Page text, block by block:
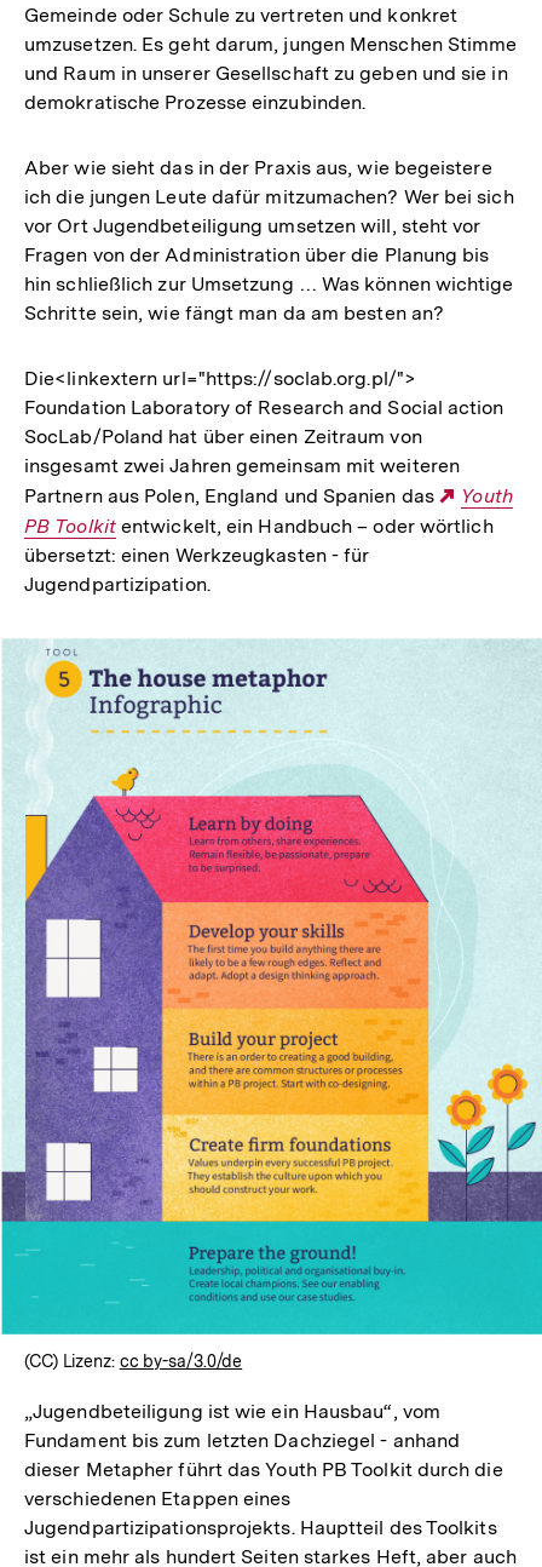
Gemeinde oder Schule zu vertreten und konkret
umzusetzen. Es geht darum, jungen Menschen Stimme
und Raum in unserer Gesellschaft zu geben und sie in
demokratische Prozesse einzubinden.
Aber wie sieht das in der Praxis aus, wie begeistere
ich die jungen Leute dafür mitzumachen? Wer bei sich
vor Ort Jugendbeteiligung umsetzen will, steht vor
Fragen von der Administration über die Planung bis
hin schließlich zur Umsetzung … Was können wichtige
Schritte sein, wie fängt man da am besten an?
Die<linkextern url="https://soclab.org.pl/">
Foundation Laboratory of Research and Social action
SocLab/Poland hat über einen Zeitraum von
insgesamt zwei Jahren gemeinsam mit weiteren
Partnern aus Polen, England und Spanien das
Externer
Link:
Youth
PB Toolkitentwickelt, ein Handbuch – oder wörtlich
übersetzt: einen Werkzeugkasten - für
Jugendpartizipation.
In
Lightbox
öffnen
(CC) Lizenz: cc by-sa/3.0/de
„Jugendbeteiligung ist wie ein Hausbau“, vom
Fundament bis zum letzten Dachziegel - anhand
dieser Metapher führt das Youth PB Toolkit durch die
verschiedenen Etappen eines
Jugendpartizipationsprojekts. Hauptteil des Toolkits
ist ein mehr als hundert Seiten starkes Heft, aber auch